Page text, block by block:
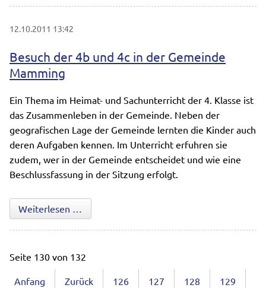
12.10.2011 13:42
Besuch der 4b und 4c in der Gemeinde
Mamming
Ein Thema im Heimat- und Sachunterricht der 4. Klasse ist
das Zusammenleben in der Gemeinde. Neben der
geografischen Lage der Gemeinde lernten die Kinder auch
deren Aufgaben kennen. Im Unterricht erfuhren sie
zudem, wer in der Gemeinde entscheidet und wie eine
Beschlussfassung in der Sitzung erfolgt.
Weiterlesen …
Seite 130 von 132
Anfang Zurück 126 127 128 129